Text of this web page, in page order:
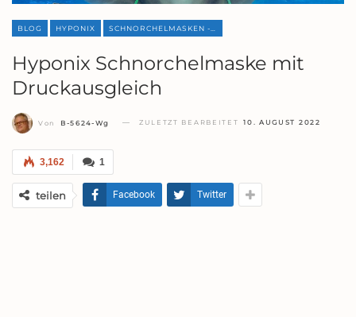
BLOG HYPONIX
Hyponix Schnorchelmaske mit
Druckausgleich
Von B-5624-Wg ZULETZT BEARBEITET 10. AUGUST 2022
1
3,162
teilen Facebook Twitter